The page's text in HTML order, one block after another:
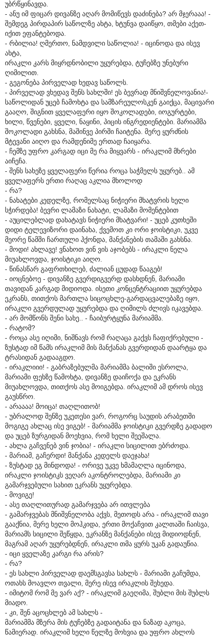
უბრწყინავდა.
- ანუ იმ ფიცარ დივანზე აღარ მომიწევს დაძინება? არ მჯერააა! -
შემდეგ პირდაპირ საწოლზე ახტა, ხტუნვა დაიწყო, თმები აქეთ-
იქით ეფანტებოდა.
- რბილია! ღმერთო, ნამდვილი საწოლია! - იცინოდა და ისევ
ახტა,
ირაკლი კარს მიყრდნობილი უყურებდა, ტუჩებზე უნებური
ღიმილით.
- გეგონება პირველად ხედავ საწოლს.
- პირველად ვხედავ შენს სახლში! ეს ბევრად მნიშვნელოვანია!-
საწოლიდან უცებ ჩამოხტა და სამზარეულოსკენ გაიქცა, მაცივარი
გააღო, შიგნით ყველაფერი იყო შოკოლადები, იოგურტები,
ხილი, წვენები, ყველი, ნაყინი, პიცის ინგრედიენტები. მარიამმა
შოკოლადი გახსნა, მაშინვე პირში ჩაიტენა. მერე ყურძნის
მტევანი აიღო და რამდენიმე ერთად ჩაიყარა.
- ჩემზე უფრო კარგად იცი მე რა მიყვარს - ირაკლიმ მხრები
აიჩეჩა.
- შენს სახეზე ყველაფერი წერია როცა საჭმელს უყურებ.. ამ
ყველაფერს ერთი რაღაც აკლია მხოლოდ
- რა?
- ნახატები კედელზე, რომელსაც ნიჭიერი მხატვრის ხელი
სჭირდება! ბევრი ლამაზი ნახატი, ლამაზი მომენტებით
- აუცილებლად დახატავს ნიჭიერი მხატვარი! - უცებ კუთხეში
დიდი ტელევიზორი დაინახა, ქვემოთ კი ორი ჯოისტიკი, უკვე
მეორე წამში ჩართული ჰქონდა, მანქანების თამაში გახსნა.
- მოდი! ახლავე! ვნახოთ ვინ ვის აჯობებს - ირაკლი ნელა
მიუახლოვდა, ჯოისტიკი აიღო.
- წინასწარ გაფრთხილებ, ძალიან ცუდად წააგებ!
- იოცნებოე - დივანზე გვერდიგვერდ დასხდნენ, მარიამი
თავიდან კარგად მიდიოდა. ისეთი კონცენტრაციით უყურებდა
ეკრანს, თითქოს მართლა სიცოცხლე-გარდაცვალებაზე იყო,
ირაკლი გვერდულად უყურებდა და ღიმილს ძლივს იკავებდა.
- არ მომწონს შენი სახე.. - ჩაიბურტყუნა მარიამმა.
- რატომ?
- როცა ასე იღიმი, ნიშნავს რომ რაღაცა გაქვს ჩაფიქრებული -
ზუსტად იმ წამს ირაკლიმ მის მანქანას გვერდიდან დაარტყა და
ტრასიდან გადააგდო.
- ირაკლიიი! - გაბრაზებულმა მარიამმა ბალიში ესროლა,
მარიამი ფეხზე წამოხტა, დივანზე დაიჩოქა და ეკრანს
მიუახლოვდა, თითქოს ასე მოიგებდა. ირაკლიმ ამ დროს ისევ
გაუსწრო.
- არაააა! მოიცა! თაღლითობ!
- უბრალოდ შენზე უკეთესი ვარ, როგორც საუდის არაბეთში
მოგიგე ახლაც ისე ვიგებ! - მარიამმა ჯოისტიკი გვერდზე გადადო
და უცებ ზურგიდან მოეხვია, რომ ხელი შეეშალა.
- ახლა გაჩვენებ ვინ ჯობია! - ირაკლი სიცილით ებრძოდა.
- მარიამ, გაჩერდი! მანქანა კედელს დაეჯახა!
- ზუსტად ეგ მინდოდა! - ორივე უკვე ხმამაღლა იცინოდა,
ირაკლი ჯოისტიკს ვეღარ აკონტროლებდა, მარიამი კი
გამარჯვებული სახით ეკრანს უყურებდა.
- მოვიგე!
- ასე თაღლითურად გამარჯვება არ ითვლება
- გამარჯვებას მნიშვნელობა აქვს, მეთოდს არა - ირაკლიმ თავი
გააქნია, მერე ხელი მოჰკიდა, ერთი მოქაჩვით კალთაში ჩაისვა,
მარიამს სიცილი შეწყდა, ეკრანზე მანქანები ისევ მიდიოდნენ,
მაგრამ აღარ უყურებდნენ, ირაკლი თმა ყურს უკან გადაუწია.
- იცი ყველაზე კარგი რა არის?
- რა?
- ეს სახლი პირველად დაემსგავსა სახლს - მარიამი გაჩუმდა,
ოთახს მოავლო თვალი, მერე ისევ ირაკლის შეხედა.
- იმიტომ რომ მე ვარ აქ? - ირაკლიმ გაეღიმა, შუბლი მის შუბლს
მიადო.
- კი, შენ აცოცხლებ ამ სახლს -
მარიამმა მზერა მის ტუჩებზე გადაიტანა და ნაზად აკოცა,
წამიერად. ირაკლიმ ხელი წელზე მოხვია და უფრო ახლოს